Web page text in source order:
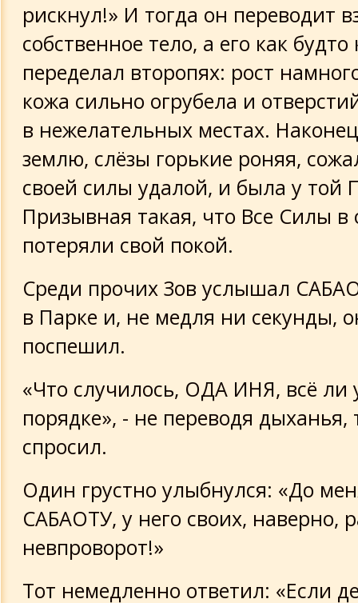
рискнул!» И тогда он переводит
собственное тело, а его как будто
переделал второпях: рост
кожа сильно огрубела и
в нежелательных местах.
землю, слёзы горькие роняя,
своей силы удалой, и была у
Призывная такая, что Все Силы в
потеряли свой покой.
Среди прочих Зов услышал
в Парке и, не медля ни секунды,
поспешил.
«Что случилось, ОДА ИНЯ, всё ли
порядке», - не переводя дыханья,
спросил.
Один грустно улыбнулся: «До
САБАОТУ, у него своих, наверно,
невпроворот!»
Тот немедленно ответил: «Если